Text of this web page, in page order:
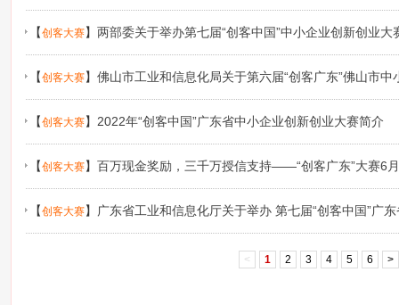
【创客大赛】 两部委关于举办第七届“创客中国”中小企业创新创业大
【创客大赛】 佛山市工业和信息化局关于第六届“创客广东”佛山市
项目承办机构的公示
【创客大赛】 2022年“创客中国”广东省中小企业创新创业大赛简介
【创客大赛】 百万现金奖励，三千万授信支持——“创客广东”大赛6
【创客大赛】
广东省工业和信息化厅关于举办 第七届“创客中国”广
暨第六届“创客广东”大赛的通知
< 1 2 3 4 5 6 >